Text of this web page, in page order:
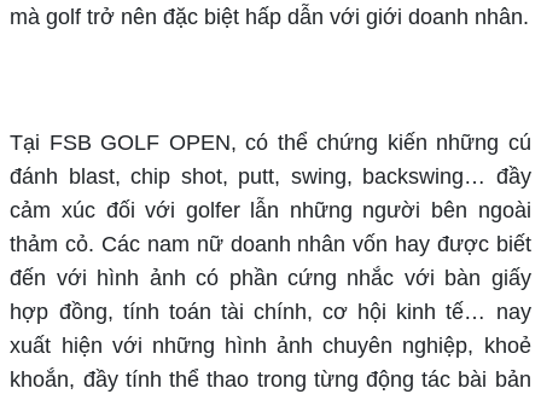
mà golf trở nên đặc biệt hấp dẫn với giới doanh nhân.
Tại FSB GOLF OPEN, có thể chứng kiến những cú
đánh blast, chip shot, putt, swing, backswing… đầy
cảm xúc đối với golfer lẫn những người bên ngoài
thảm cỏ. Các nam nữ doanh nhân vốn hay được biết
đến với hình ảnh có phần cứng nhắc với bàn giấy
hợp đồng, tính toán tài chính, cơ hội kinh tế… nay
xuất hiện với những hình ảnh chuyên nghiệp, khoẻ
khoắn, đầy tính thể thao trong từng động tác bài bản